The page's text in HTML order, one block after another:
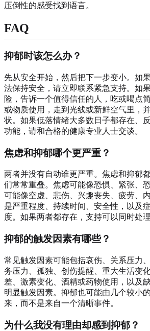
压倒性的感受找到语言。
FAQ
抑郁时该怎么办？
先从安全开始，然后把下一步变小。如
法保持安全，请立即联系紧急支持。如
险，告诉一个值得信任的人，吃或喝点
或物质使用，走到光线或新鲜空气里，
状。如果低落情绪大多数日子都存在、
功能，请和合格的健康专业人士交谈。
焦虑和抑郁哪个更严重？
两者并没有自动谁更严重。焦虑和抑郁
们常常重叠。焦虑可能像恐惧、紧张、
可能像空虚、悲伤、兴趣丧失、疲劳、
是严重程度、持续时间、安全性，以及
度。如果两者都存在，支持可以同时处
抑郁的触发因素有哪些？
常见触发因素可能包括哀伤、关系压力
务压力、孤独、创伤提醒、重大生活变
差、激素变化、酒精或药物使用，以及
明显触发因素。抑郁也可能由几个较小
来，而不是来自一个清晰事件。
为什么我没有理由却感到抑郁？